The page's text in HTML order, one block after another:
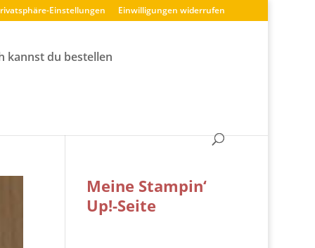
Einstellungen Einwilligungen widerrufen
kannst du bestellen
Meine Stampin‘
Up!-Seite